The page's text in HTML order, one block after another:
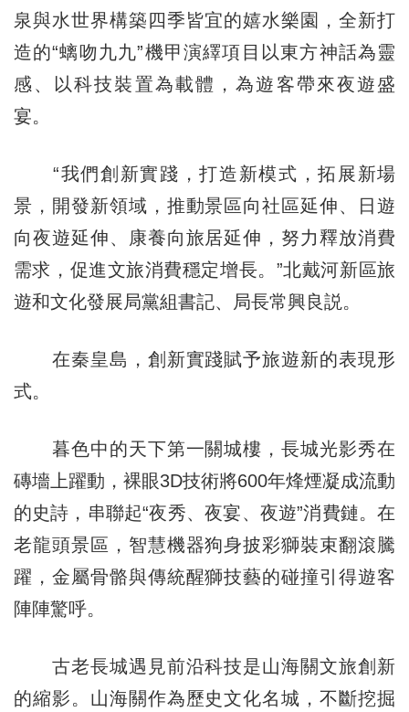
泉與水世界構築四季皆宜的嬉水樂園，全新打
造的“螭吻九九”機甲演繹項目以東方神話為靈
感、以科技裝置為載體，為遊客帶來夜遊盛
宴。
“我們創新實踐，打造新模式，拓展新場
景，開發新領域，推動景區向社區延伸、日遊
向夜遊延伸、康養向旅居延伸，努力釋放消費
需求，促進文旅消費穩定增長。”北戴河新區旅
遊和文化發展局黨組書記、局長常興良説。
在秦皇島，創新實踐賦予旅遊新的表現形
式。
暮色中的天下第一關城樓，長城光影秀在
磚墻上躍動，裸眼3D技術將600年烽煙凝成流動
的史詩，串聯起“夜秀、夜宴、夜遊”消費鏈。在
老龍頭景區，智慧機器狗身披彩獅裝束翻滾騰
躍，金屬骨骼與傳統醒獅技藝的碰撞引得遊客
陣陣驚呼。
古老長城遇見前沿科技是山海關文旅創新
的縮影。山海關作為歷史文化名城，不斷挖掘